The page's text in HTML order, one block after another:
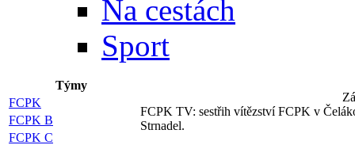
Na cestách
Sport
Týmy
FCPK
FCPK B
FCPK C
FCPK TV: sestřih vítězství FCPK v
Strnadel.